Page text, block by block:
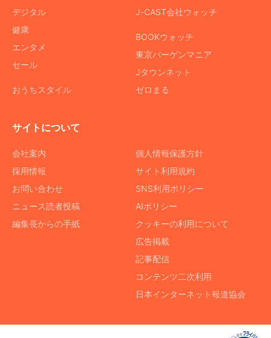
デジタル
健康
エンタメ
セール
おうちスタイル
J-CAST会社ウォッチ
BOOKウォッチ
東京バーゲンマニア
Jタウンネット
ゼロまる
サイトについて
会社案内
採用情報
お問い合わせ
ニュース読者投稿
編集長からの手紙
個人情報保護方針
サイト利用規約
SNS利用ポリシー
AIポリシー
クッキーの利用について
広告掲載
記事配信
コンテンツ二次利用
日本インターネット報道協会